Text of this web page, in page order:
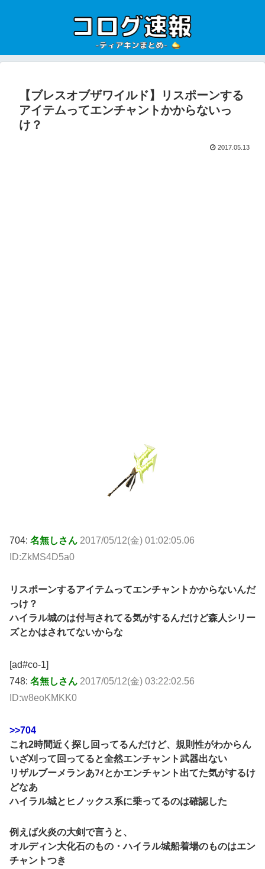
【ブレスオブザワイルド】リスポーンする
アイテムってエンチャントかからないっ
け？
2017.05.13
704: 名無しさん 2017/05/12(金) 01:02:05.06
ID:ZkMS4D5a0
リスポーンするアイテムってエンチャントかからないんだ
っけ？
ハイラル城のは付与されてる気がするんだけど森人シリー
ズとかはされてないからな
[ad#co-1]
748: 名無しさん 2017/05/12(金) 03:22:02.56
ID:w8eoKMKK0
>>704
これ2時間近く探し回ってるんだけど、規則性がわからん
いざ刈って回ってると全然エンチャント武器出ない
リザルブーメランあﾌｨとかエンチャント出てた気がするけ
どなあ
ハイラル城とヒノックス系に乗ってるのは確認した
例えば火炎の大剣で言うと、
オルディン大化石のもの・ハイラル城船着場のものはエン
チャントつき